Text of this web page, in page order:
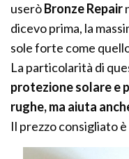
useròBronze Repair
dicevo prima, la
sole forte come
La particolarità di
protezione solare e
rughe, ma aiuta
Il prezzo consigliato è